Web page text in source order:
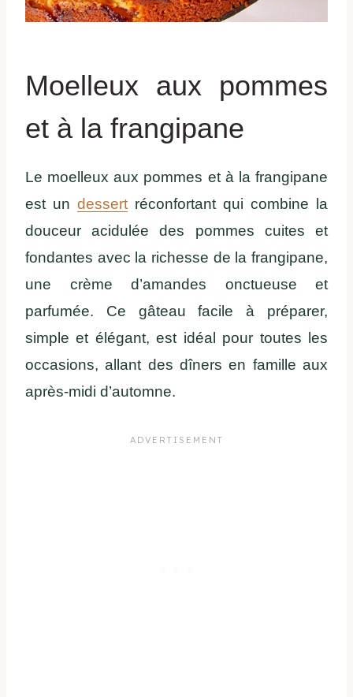
Moelleux aux pommes
et à la frangipane
Le moelleux aux pommes et à la frangipane
est un dessert réconfortant qui combine la
douceur acidulée des pommes cuites et
fondantes avec la richesse de la frangipane,
une crème d’amandes onctueuse et
parfumée. Ce gâteau facile à préparer,
simple et élégant, est idéal pour toutes les
occasions, allant des dîners en famille aux
après-midi d’automne.